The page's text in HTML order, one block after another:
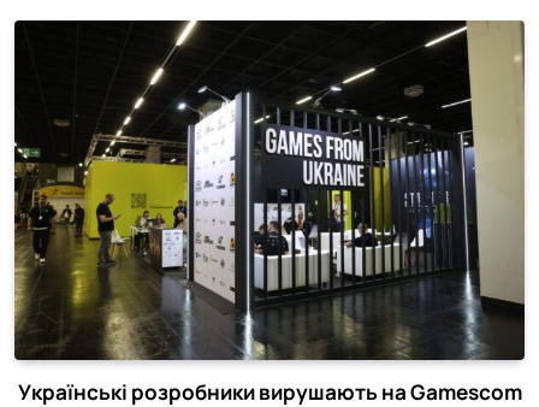
Українські розробники вирушають на Gamescom